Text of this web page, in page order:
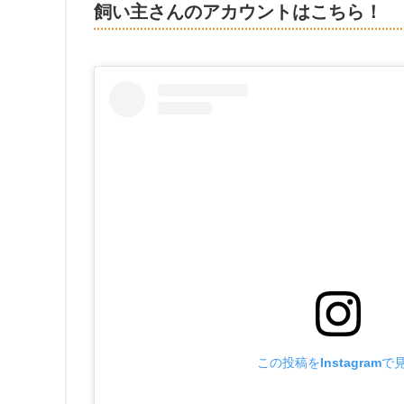
飼い主さんのアカウントはこちら！
この投稿をInstagramで